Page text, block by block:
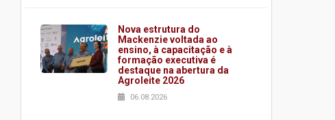
Nova estrutura do
Mackenzie voltada ao
ensino, à capacitação e à
formação executiva é
destaque na abertura da
Agroleite 2026
06.08.2026